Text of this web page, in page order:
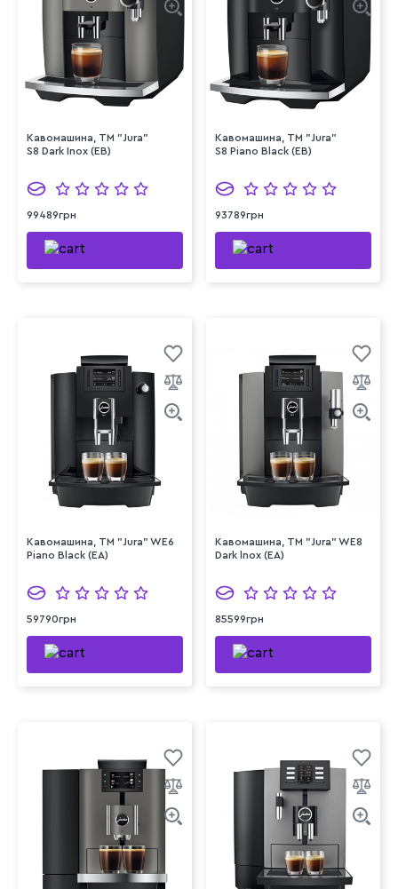
Кавомашина, TM "Jura"
S8 Dark Inox (EB)
99489грн
Кавомашина, TM "Jura"
S8 Piano Black (EB)
93789грн
Кавомашина, TM "Jura" WE6
Piano Black (EA)
59790грн
Кавомашина, TM "Jura" WE8
Dark lnox (EA)
85599грн